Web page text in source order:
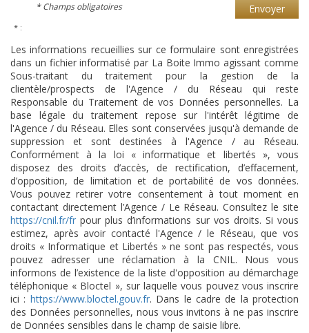
Envoyer
* Champs obligatoires
* :
Les informations recueillies sur ce formulaire sont enregistrées
dans un fichier informatisé par La Boite Immo agissant comme
Sous-traitant du traitement pour la gestion de la
clientèle/prospects de l'Agence / du Réseau qui reste
Responsable du Traitement de vos Données personnelles. La
base légale du traitement repose sur l'intérêt légitime de
l'Agence / du Réseau. Elles sont conservées jusqu'à demande de
suppression et sont destinées à l'Agence / au Réseau.
Conformément à la loi « informatique et libertés », vous
disposez des droits d’accès, de rectification, d’effacement,
d’opposition, de limitation et de portabilité de vos données.
Vous pouvez retirer votre consentement à tout moment en
contactant directement l’Agence / Le Réseau. Consultez le site
https://cnil.fr/fr pour plus d’informations sur vos droits. Si vous
estimez, après avoir contacté l'Agence / le Réseau, que vos
droits « Informatique et Libertés » ne sont pas respectés, vous
pouvez adresser une réclamation à la CNIL. Nous vous
informons de l’existence de la liste d'opposition au démarchage
téléphonique « Bloctel », sur laquelle vous pouvez vous inscrire
ici : https://www.bloctel.gouv.fr. Dans le cadre de la protection
des Données personnelles, nous vous invitons à ne pas inscrire
de Données sensibles dans le champ de saisie libre.